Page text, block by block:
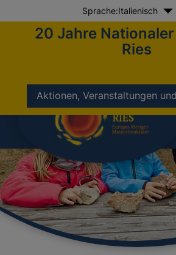
Sprache:Italienisch
20 Jahre
Ries
Aktionen, Veranstaltungen